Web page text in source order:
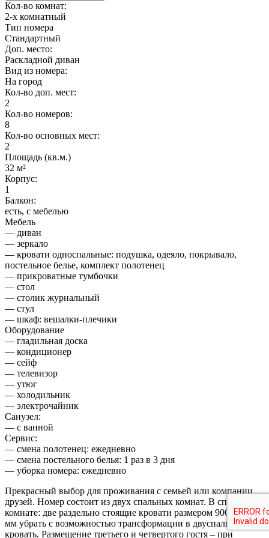
Кол-во комнат:
2-х комнатный
Тип номера
Стандартный
Доп. место:
Раскладной диван
Вид из номера:
На город
Кол-во доп. мест:
2
Кол-во номеров:
8
Кол-во основных мест:
2
Площадь (кв.м.)
32 м²
Корпус:
1
Балкон:
есть, с мебелью
Мебель
— диван
— зеркало
— кровати односпальные: подушка, одеяло, покрывало,
постельное белье, комплект полотенец
— прикроватные тумбочки
— стол
— столик журнальный
— стул
— шкаф: вешалки-плечики
Оборудование
— гладильная доска
— кондиционер
— сейф
— телевизор
— утюг
— холодильник
— электрочайник
Санузел:
— с ванной
Сервис:
— смена полотенец: ежедневно
— смена постельного белья: 1 раз в 3 дня
— уборка номера: ежедневно
Прекрасный выбор для проживания с семьей или компании
друзей. Номер состоит из двух спальных комнат. В спальной
комнате: две раздельно стоящие кровати размером 900 х 2000
мм убрать с возможностью трансформации в двуспальную
кровать. Размещение третьего и четвертого гостя – при